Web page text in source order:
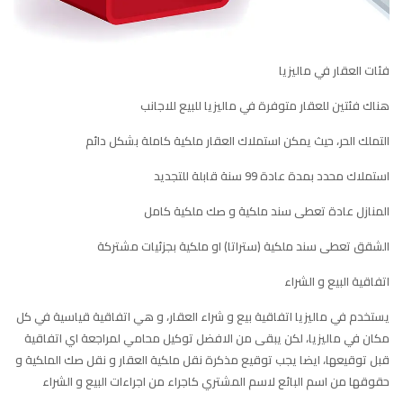
فئات العقار في ماليزيا
هناك فئتين للعقار متوفرة في ماليزيا للبيع للاجانب
التملك الحر، حيث يمكن استملاك العقار ملكية كاملة بشكل دائم
استملاك محدد بمدة عادة 99 سنة قابلة للتجديد
المنازل عادة تعطى سند ملكية و صك ملكية كامل
الشقق تعطى سند ملكية (ستراتا) او ملكية بجزئيات مشتركة
اتفاقية البيع و الشراء
يستخدم في ماليزيا اتفاقية بيع و شراء العقار، و هي اتفاقية قياسية في كل
مكان في ماليزيا، لكن يبقى من الافضل توكيل محامي لمراجعة اي اتفاقية
قبل توقيعها، ايضا يجب توقيع مذكرة نقل ملكية العقار و نقل صك الملكية و
حقوقها من اسم البائع لاسم المشتري كاجراء من اجراءات البيع و الشراء